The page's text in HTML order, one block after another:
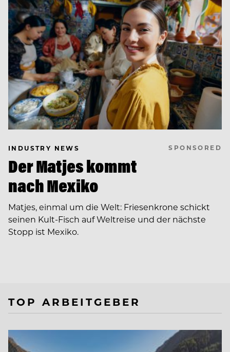
INDUSTRY NEWS SPONSORED
Der Matjes kommt
nach Mexiko
Matjes, einmal um die Welt: Friesenkrone schickt
seinen Kult-Fisch auf Weltreise und der nächste
Stopp ist Mexiko.
TOP ARBEITGEBER